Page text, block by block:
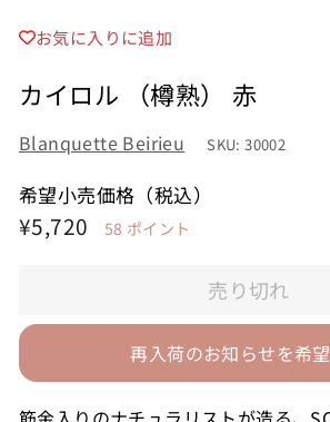
お気に入りに追加
カイロル （樽熟） 赤
Blanquette Beirieu SKU: 30002
希望小売価格（税込）
希
売
格
¥5,720 ¥5,720
58 ポイント
売り切れ
再入荷のお知らせを希